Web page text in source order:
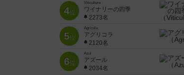
4位
Viticulture
ワイナリーの四季
2273名
5位
Agricola
アグリコラ
2120名
6位
Azul
アズール
2034名